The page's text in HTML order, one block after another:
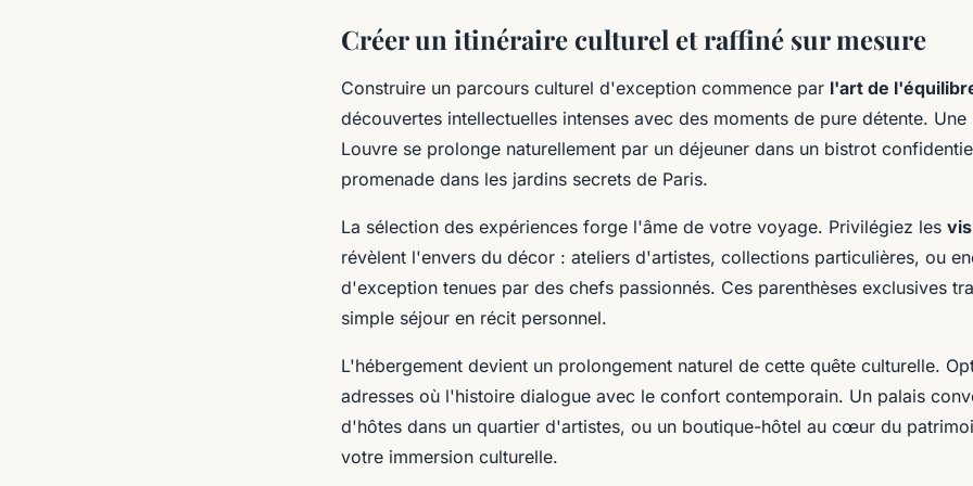
Créer un itinéraire culturel et raffiné sur mesure
Construire un parcours culturel d'exception commence par l'art de
découvertes intellectuelles intenses avec des moments de pure détente. Une
Louvre se prolonge naturellement par un déjeuner dans un bistrot
promenade dans les jardins secrets de Paris.
La sélection des expériences forge l'âme de votre voyage. Privilégiez les
révèlent l'envers du décor : ateliers d'artistes, collections particulières, ou
d'exception tenues par des chefs passionnés. Ces parenthèses exclusives
simple séjour en récit personnel.
L'hébergement devient un prolongement naturel de cette quête culturelle.
adresses où l'histoire dialogue avec le confort contemporain. Un palais
d'hôtes dans un quartier d'artistes, ou un boutique-hôtel au cœur du
votre immersion culturelle.